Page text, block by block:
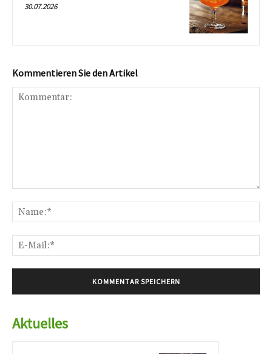
30.07.2026
Kommentieren Sie den Artikel
Aktuelles